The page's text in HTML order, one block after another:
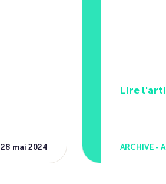
28 mai 2024
Lire
ARCHIVE -